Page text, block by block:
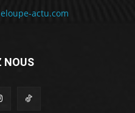
actu.com
NOUS